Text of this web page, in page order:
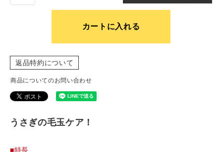
カートに入れる
返品特約について
商品についてのお問い合わせ
うさぎの毛玉ケア！
■特長